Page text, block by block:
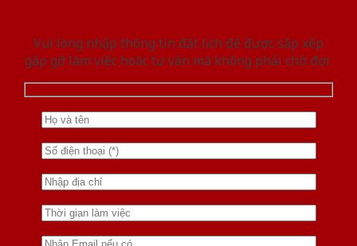
Vui lòng nhập thông tin đặt lịch để được sắp xếp
gặp gỡ làm việc hoăc tư vấn mà không phải chờ đợi.